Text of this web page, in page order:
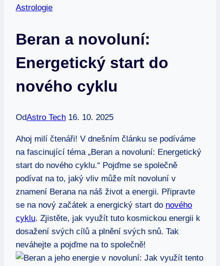
Astrologie
Beran a novoluní:
Energetický start do
nového cyklu
OdAstro Tech 16. 10. 2025
Ahoj milí čtenáři! ⁢V dnešním článku se ‍podíváme
na‍ fascinující téma „Beran⁢ a novoluní: Energetický
start ​do nového⁤ cyklu.“ Pojďme se společně
podívat na ⁣to, jaký‍ vliv může mít novoluní v
znamení Berana na náš život ⁣a ‌energii. ‍Připravte
se na nový začátek ⁢a energický start do⁤ nového
cyklu. Zjistěte, jak ‍využít tuto‍ kosmickou energii k
dosažení svých‌ cílů a plnění svých snů. Tak
neváhejte a‌ pojďme na⁤ to společně!